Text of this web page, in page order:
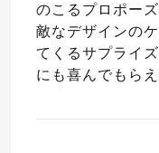
のこるプロポー
敵なデザインの
てくるサプライ
にも喜んでもらえ